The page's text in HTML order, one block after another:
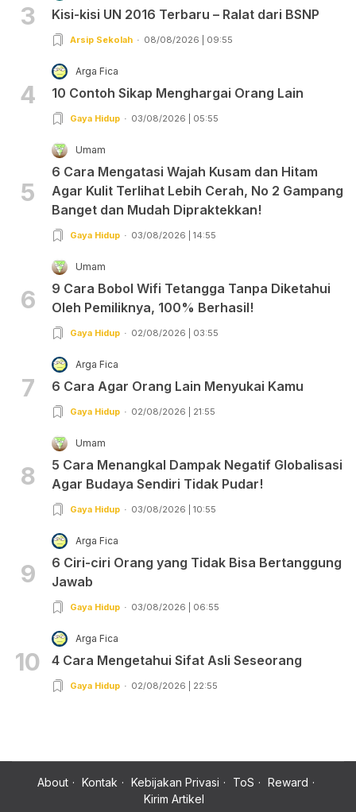
3 Kisi-kisi UN 2016 Terbaru – Ralat dari BSNP
Arsip Sekolah 08/08/2026 | 09:55
4
Arga Fica
10 Contoh Sikap Menghargai Orang Lain
Gaya Hidup 03/08/2026 | 05:55
5
Umam
6 Cara Mengatasi Wajah Kusam dan Hitam
Agar Kulit Terlihat Lebih Cerah, No 2 Gampang
Banget dan Mudah Dipraktekkan!
Gaya Hidup 03/08/2026 | 14:55
6
Umam
9 Cara Bobol Wifi Tetangga Tanpa Diketahui
Oleh Pemiliknya, 100% Berhasil!
Gaya Hidup 02/08/2026 | 03:55
7
Arga Fica
6 Cara Agar Orang Lain Menyukai Kamu
Gaya Hidup 02/08/2026 | 21:55
8
Umam
5 Cara Menangkal Dampak Negatif Globalisasi
Agar Budaya Sendiri Tidak Pudar!
Gaya Hidup 03/08/2026 | 10:55
9
Arga Fica
6 Ciri-ciri Orang yang Tidak Bisa Bertanggung
Jawab
Gaya Hidup 03/08/2026 | 06:55
10
Arga Fica
4 Cara Mengetahui Sifat Asli Seseorang
Gaya Hidup 02/08/2026 | 22:55
About Kontak Kebijakan Privasi ToS
Reward
Kirim Artikel